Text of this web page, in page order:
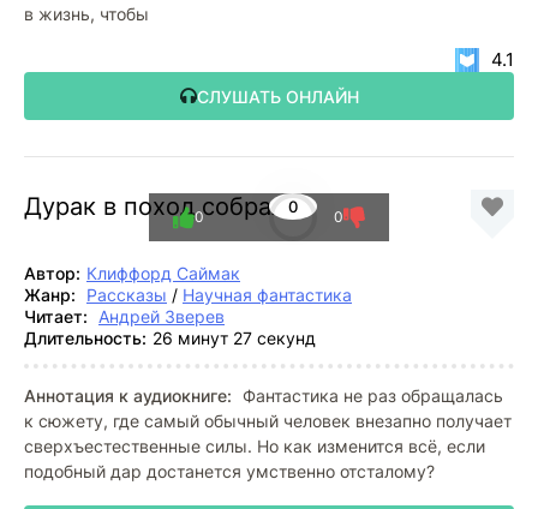
в жизнь, чтобы
СЛУШАТЬ ОНЛАЙН
4.1
Дурак в поход собрался
0
0 0
Автор: Клиффорд Саймак
Жанр:
Рассказы / Научная фантастика
Читает:
Андрей Зверев
Длительность: 26 минут 27 секунд
Аннотация к аудиокниге:
Фантастика не раз обращалась
к сюжету, где самый обычный человек внезапно получает
сверхъестественные силы. Но как изменится всё, если
подобный дар достанется умственно отсталому?